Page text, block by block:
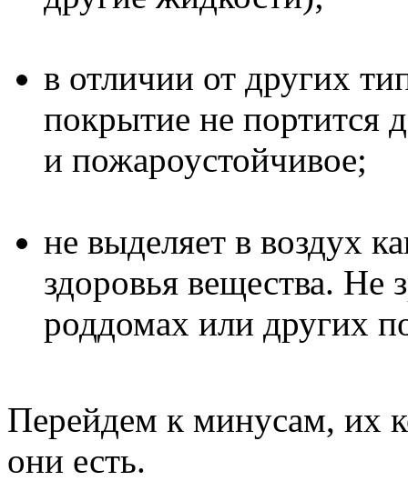
в отличии от других
покрытие не портится
и пожароустойчивое;
не выделяет в воздух
здоровья вещества. Не
роддомах или других
Перейдем к минусам, их
они есть.